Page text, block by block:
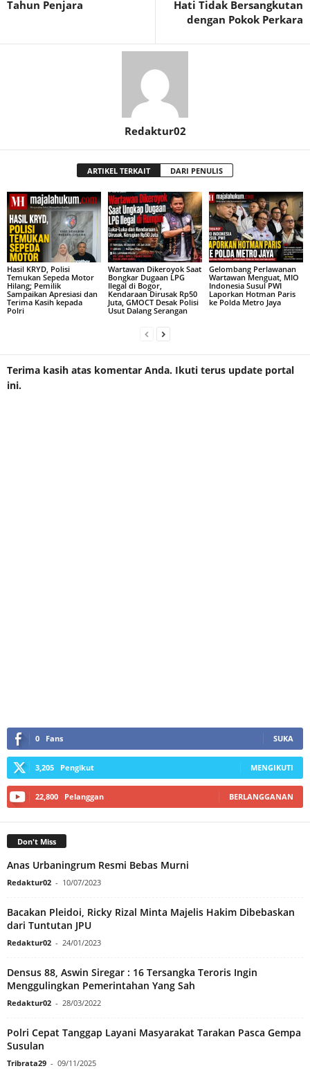
Tahun Penjara
Hati Tidak Bersangkutan
dengan Pokok Perkara
Redaktur02
ARTIKEL TERKAIT DARI PENULIS
Hasil KRYD, Polisi
Temukan Sepeda Motor
Hilang; Pemilik
Sampaikan Apresiasi dan
Terima Kasih kepada
Polri
Wartawan Dikeroyok Saat
Bongkar Dugaan LPG
Ilegal di Bogor,
Kendaraan Dirusak Rp50
Juta, GMOCT Desak Polisi
Usut Dalang Serangan
Gelombang Perlawanan
Wartawan Menguat, MIO
Indonesia Susul PWI
Laporkan Hotman Paris
ke Polda Metro Jaya
Terima kasih atas komentar Anda. Ikuti terus update portal
ini.
0 Fans SUKA
3,205 Pengikut MENGIKUTI
22,800 Pelanggan BERLANGGANAN
Don't Miss
Anas Urbaningrum Resmi Bebas Murni
Redaktur02 - 10/07/2023
Bacakan Pleidoi, Ricky Rizal Minta Majelis Hakim Dibebaskan
dari Tuntutan JPU
Redaktur02 - 24/01/2023
Densus 88, Aswin Siregar : 16 Tersangka Teroris Ingin
Menggulingkan Pemerintahan Yang Sah
Redaktur02 - 28/03/2022
Polri Cepat Tanggap Layani Masyarakat Tarakan Pasca Gempa
Susulan
Tribrata29 - 09/11/2025